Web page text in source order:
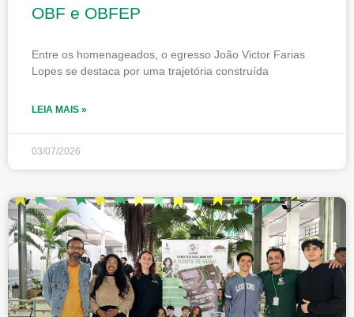
OBF e OBFEP
Entre os homenageados, o egresso João Victor Farias
Lopes se destaca por uma trajetória construída
LEIA MAIS »
03/07/2026